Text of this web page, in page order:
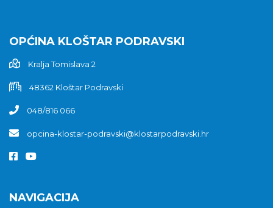
OPĆINA KLOŠTAR PODRAVSKI
Kralja Tomislava 2
48362 Kloštar Podravski
048/816 066
opcina-klostar-podravski@klostarpodravski.hr
NAVIGACIJA